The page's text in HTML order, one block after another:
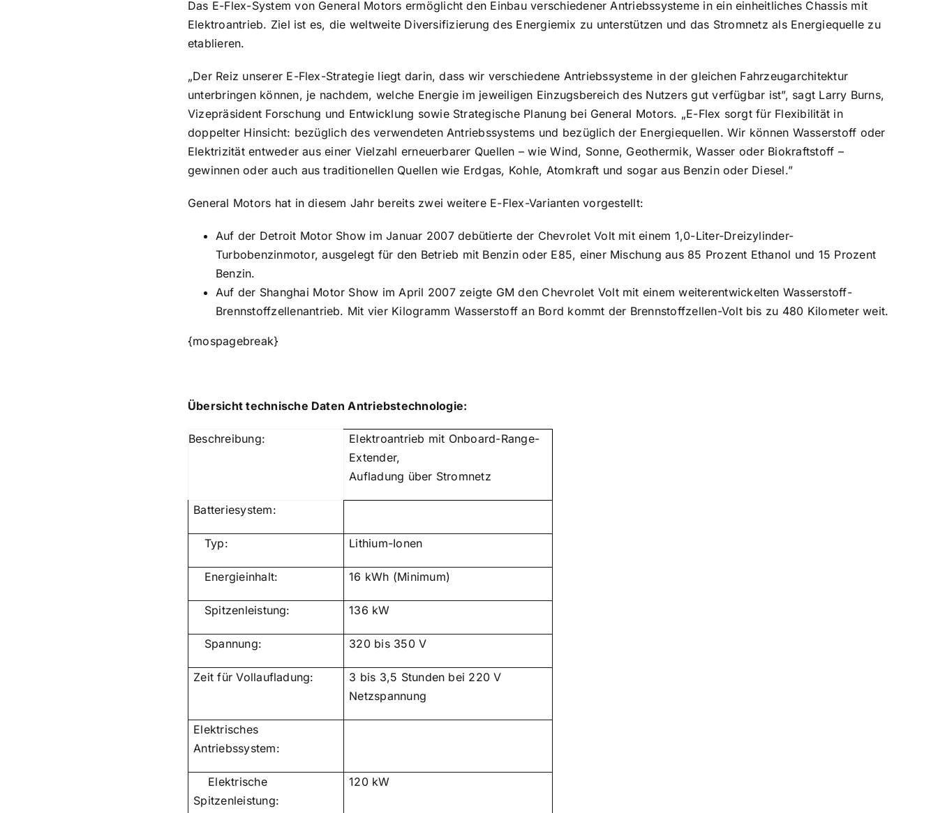
Das E-Flex-System von General Motors ermöglicht den Einbau verschiedener Antriebssysteme in ein einheitliches Chassis mit
Elektroantrieb. Ziel ist es, die weltweite Diversifizierung des Energiemix zu unterstützen und das Stromnetz als Energiequelle zu
etablieren.
„Der Reiz unserer E-Flex-Strategie liegt darin, dass wir verschiedene Antriebssysteme in der gleichen Fahrzeugarchitektur
unterbringen können, je nachdem, welche Energie im jeweiligen Einzugsbereich des Nutzers gut verfügbar ist”, sagt Larry Burns,
Vizepräsident Forschung und Entwicklung sowie Strategische Planung bei General Motors. „E-Flex sorgt für Flexibilität in
doppelter Hinsicht: bezüglich des verwendeten Antriebssystems und bezüglich der Energiequellen. Wir können Wasserstoff oder
Elektrizität entweder aus einer Vielzahl erneuerbarer Quellen – wie Wind, Sonne, Geothermik, Wasser oder Biokraftstoff –
gewinnen oder auch aus traditionellen Quellen wie Erdgas, Kohle, Atomkraft und sogar aus Benzin oder Diesel.”
General Motors hat in diesem Jahr bereits zwei weitere E-Flex-Varianten vorgestellt:
Auf der Detroit Motor Show im Januar 2007 debütierte der Chevrolet Volt mit einem 1,0-Liter-Dreizylinder-
Turbobenzinmotor, ausgelegt für den Betrieb mit Benzin oder E85, einer Mischung aus 85 Prozent Ethanol und 15 Prozent
Benzin.
Auf der Shanghai Motor Show im April 2007 zeigte GM den Chevrolet Volt mit einem weiterentwickelten Wasserstoff-
Brennstoffzellenantrieb. Mit vier Kilogramm Wasserstoff an Bord kommt der Brennstoffzellen-Volt bis zu 480 Kilometer weit.
{mospagebreak}
Übersicht technische Daten Antriebstechnologie:
Beschreibung:
Elektroantrieb mit Onboard-Range-
Extender,
Aufladung über Stromnetz
Batteriesystem:
Typ: Lithium-Ionen
Energieinhalt: 16 kWh (Minimum)
Spitzenleistung: 136 kW
Spannung: 320 bis 350 V
Zeit für Vollaufladung:
3 bis 3,5 Stunden bei 220 V
Netzspannung
Elektrisches
Antriebssystem:
Elektrische
Spitzenleistung:
120 kW